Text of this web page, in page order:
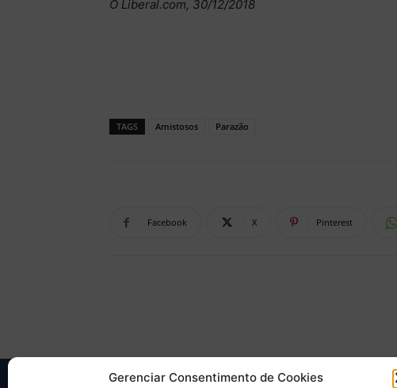
Gerenciar Consentimento de Cookies
O Liberal.com, 30/12/2018
TAGS Amistosos Parazão
Facebook X Pinterest